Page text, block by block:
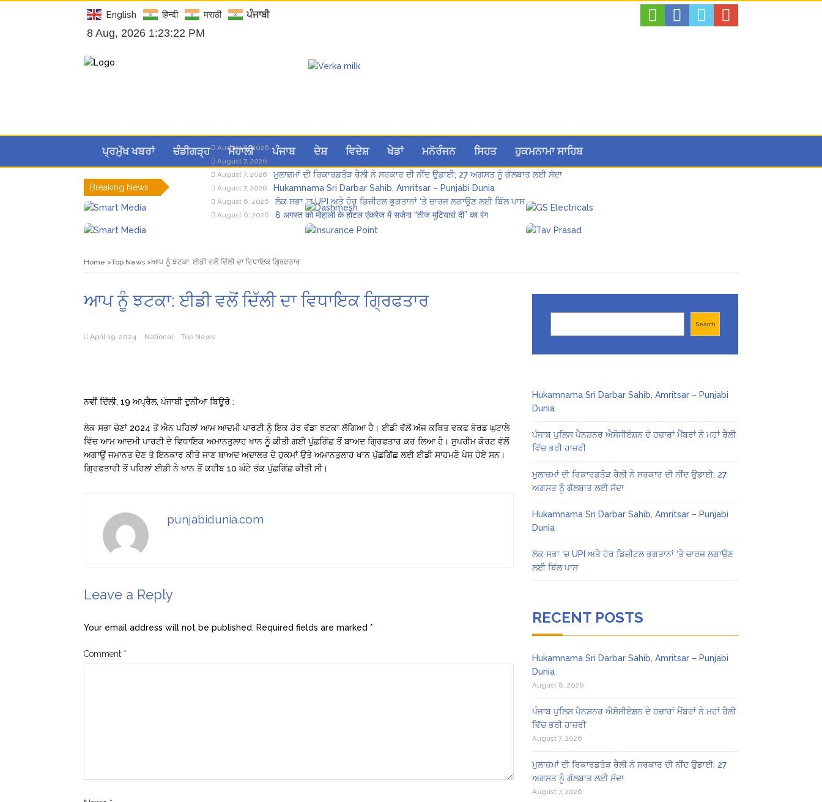
English हिन्दी मराठी ਪੰਜਾਬੀ
8 Aug, 2026 1:23:23 PM
ਪ੍ਰਮੁੱਖ ਖਬਰਾਂ ਚੰਡੀਗੜ੍ਹ ਮੋਹਾਲੀ ਪੰਜਾਬ ਦੇਸ਼ ਵਿਦੇਸ਼ ਖੇਡਾਂ ਮਨੋਰੰਜਨ ਸਿਹਤ ਹੁਕਮਨਾਮਾ ਸਾਹਿਬ
Breaking News
August 8, 2026 Hukamnama Sri Darbar Sahib, Amritsar – Punjabi Dunia
August 7, 2026
August 7, 2026 ਮੁਲਾਜ਼ਮਾਂ ਦੀ ਰਿਕਾਰਡਤੋੜ ਰੈਲੀ ਨੇ ਸਰਕਾਰ ਦੀ ਨੀਂਦ ਉਡਾਈ; 27 ਅਗਸਤ ਨੂੰ ਗੱਲਬਾਤ ਲਈ ਸੱਦਾ
August 7, 2026 Hukamnama Sri Darbar Sahib, Amritsar – Punjabi Dunia
August 6, 2026 ਲੋਕ ਸਭਾ ‘ਚ UPI ਅਤੇ ਹੋਰ ਡਿਜ਼ੀਟਲ ਭੁਗਤਾਨਾਂ ‘ਤੇ ਚਾਰਜ ਲਗਾਉਣ ਲਈ ਬਿੱਲ ਪਾਸ
August 6, 2026 8 अगस्त को मोहाली के होटल एंकरेज में सजेगा “तीज मुटियारां दी” का रंग
Home Top News ਆਪ ਨੂੰ ਝਟਕਾ: ਈਡੀ ਵਲੋਂ ਦਿੱਲੀ ਦਾ ਵਿਧਾਇਕ ਗ੍ਰਿਫਤਾਰ
ਆਪ ਨੂੰ ਝਟਕਾ: ਈਡੀ ਵਲੋਂ ਦਿੱਲੀ ਦਾ ਵਿਧਾਇਕ ਗ੍ਰਿਫਤਾਰ
April 19, 2024 National Top News
ਨਵੀਂ ਦਿੱਲੀ, 19 ਅਪ੍ਰੈਲ, ਪੰਜਾਬੀ ਦੁਨੀਆ ਬਿਊਰੋ :
ਲੋਕ ਸਭਾ ਚੋਣਾਂ 2024 ਤੋਂ ਐਨ ਪਹਿਲਾਂ ਆਮ ਆਦਮੀ ਪਾਰਟੀ ਨੂੰ ਇਕ ਹੋਰ ਵੱਡਾ ਝਟਕਾ ਲੱਗਿਆ ਹੈ। ਈਡੀ ਵੱਲੋਂ ਅੱਜ ਕਥਿਤ ਵਕਫ ਬੋਰਡ ਘੁਟਾਲੇ
ਵਿੱਚ ਆਮ ਆਦਮੀ ਪਾਰਟੀ ਦੇ ਵਿਧਾਇਕ ਅਮਾਨਤੁਲਾਹ ਖਾਨ ਨੂੰ ਕੀਤੀ ਗਈ ਪੁੱਛਗਿੱਛ ਤੋਂ ਬਾਅਦ ਗ੍ਰਿਫਤਾਰ ਕਰ ਲਿਆ ਹੈ। ਸੁਪਰੀਮ ਕੋਰਟ ਵੱਲੋਂ
ਅਗਾਊਂ ਜਮਾਨਤ ਦੇਣ ਤੋ ਇਨਕਾਰ ਕੀਤੇ ਜਾਣ ਬਾਅਦ ਅਦਾਲਤ ਦੇ ਹੁਕਮਾਂ ਉਤੇ ਅਮਾਨਤੁਲਾਹ ਖਾਨ ਪੁੱਛਗਿੱਛ ਲਈ ਈਡੀ ਸਾਹਮਣੇ ਪੇਸ਼ ਹੋਏ ਸਨ।
ਗ੍ਰਿਫਤਾਰੀ ਤੋਂ ਪਹਿਲਾਂ ਈਡੀ ਨੇ ਖਾਨ ਤੋਂ ਕਰੀਬ 10 ਘੰਟੇ ਤੱਕ ਪੁੱਛਗਿੱਛ ਕੀਤੀ ਸੀ।
punjabidunia.com
Leave a Reply
Your email address will not be published. Required fields are marked *
Comment *
Search
Hukamnama Sri Darbar Sahib, Amritsar – Punjabi
Dunia
ਪੰਜਾਬ ਪੁਲਿਸ ਪੈਨਸ਼ਨਰ ਐਸੋਸੀਏਸ਼ਨ ਦੇ ਹਜ਼ਾਰਾਂ ਮੈਂਬਰਾਂ ਨੇ ਮਹਾਂ ਰੈਲੀ
ਵਿੱਚ ਭਰੀ ਹਾਜ਼ਰੀ
ਮੁਲਾਜ਼ਮਾਂ ਦੀ ਰਿਕਾਰਡਤੋੜ ਰੈਲੀ ਨੇ ਸਰਕਾਰ ਦੀ ਨੀਂਦ ਉਡਾਈ; 27
ਅਗਸਤ ਨੂੰ ਗੱਲਬਾਤ ਲਈ ਸੱਦਾ
Hukamnama Sri Darbar Sahib, Amritsar – Punjabi
Dunia
ਲੋਕ ਸਭਾ ‘ਚ UPI ਅਤੇ ਹੋਰ ਡਿਜ਼ੀਟਲ ਭੁਗਤਾਨਾਂ ‘ਤੇ ਚਾਰਜ ਲਗਾਉਣ
ਲਈ ਬਿੱਲ ਪਾਸ
RECENT POSTS
Hukamnama Sri Darbar Sahib, Amritsar – Punjabi
Dunia
August 8, 2026
ਪੰਜਾਬ ਪੁਲਿਸ ਪੈਨਸ਼ਨਰ ਐਸੋਸੀਏਸ਼ਨ ਦੇ ਹਜ਼ਾਰਾਂ ਮੈਂਬਰਾਂ ਨੇ ਮਹਾਂ ਰੈਲੀ
ਵਿੱਚ ਭਰੀ ਹਾਜ਼ਰੀ
August 7, 2026
ਮੁਲਾਜ਼ਮਾਂ ਦੀ ਰਿਕਾਰਡਤੋੜ ਰੈਲੀ ਨੇ ਸਰਕਾਰ ਦੀ ਨੀਂਦ ਉਡਾਈ; 27
ਅਗਸਤ ਨੂੰ ਗੱਲਬਾਤ ਲਈ ਸੱਦਾ
August 7, 2026